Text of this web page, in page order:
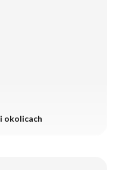
i okolicach